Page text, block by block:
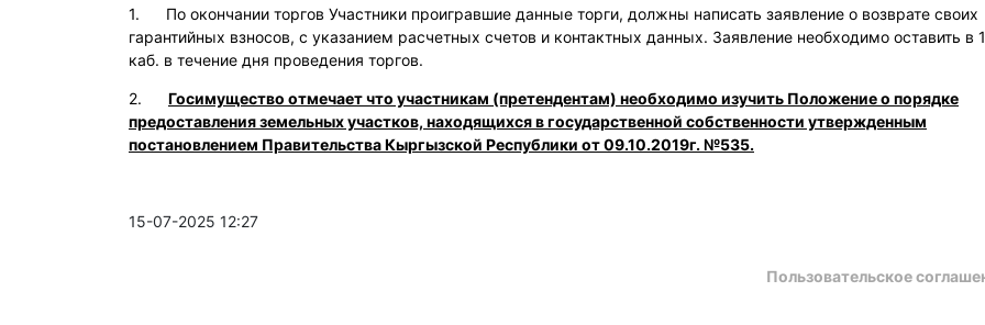
1. По окончании торгов Участники проигравшие данные торги, должны написать заявление о возврате своих
гарантийных взносов, с указанием расчетных счетов и контактных данных. Заявление необходимо оставить в
каб. в течение дня проведения торгов.
2. Госимущество отмечает что участникам (претендентам) необходимо изучить Положение о порядке
предоставления земельных участков, находящихся в государственной собственности утвержденным
постановлением Правительства Кыргызской Республики от 09.10.2019г. №535.
15-07-2025 12:27
Пользовательское